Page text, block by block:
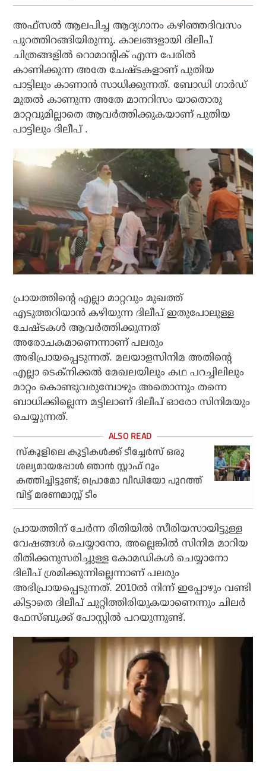
അഫ്‌സല്‍ ആലപിച്ച ആദ്യഗാനം കഴിഞ്ഞദിവസം
പുറത്തിറങ്ങിയിരുന്നു. കാലങ്ങളായി ദിലീപ്
ചിത്രങ്ങളില്‍ റൊമാന്റിക് എന്ന പേരില്‍
കാണിക്കുന്ന അതേ ചേഷ്ടകളാണ് പുതിയ
പാട്ടിലും കാണാന്‍ സാധിക്കുന്നത്. ബോഡി ഗാര്‍ഡ്
മുതല്‍ കാണുന്ന അതേ മാനറിസം യാതൊരു
മാറ്റവുമില്ലാതെ ആവര്‍ത്തിക്കുകയാണ് പുതിയ
പാട്ടിലും ദിലീപ് .
പ്രായത്തിന്റെ എല്ലാ മാറ്റവും മുഖത്ത്
എടുത്തറിയാന്‍ കഴിയുന്ന ദിലീപ് ഇതുപോലുള്ള
ചേഷ്ടകള്‍ ആവര്‍ത്തിക്കുന്നത്
അരോചകമാണെന്നാണ് പലരും
അഭിപ്രായപ്പെടുന്നത്. മലയാളസിനിമ അതിന്റെ
എല്ലാ ടെക്‌നിക്കല്‍ മേഖലയിലും കഥ പറച്ചിലിലും
മാറ്റം കൊണ്ടുവരുമ്പോഴും അതൊന്നും തന്നെ
ബാധിക്കില്ലെന്ന മട്ടിലാണ് ദിലീപ് ഓരോ സിനിമയും
ചെയ്യുന്നത്.
സ്‌കൂളിലെ കുട്ടികള്‍ക്ക് ടീച്ചേര്‍സ് ഒരു
ശല്യമായപ്പോള്‍ ഞാന്‍ സ്റ്റാഫ് റൂം
കത്തിച്ചിട്ടുണ്ട്; പ്രൊമോ വീഡിയോ പുറത്ത്
വിട്ട് മരണമാസ്സ് ടീം
പ്രായത്തിന് ചേര്‍ന്ന രീതിയില്‍ സീരിയസായിട്ടുള്ള
വേഷങ്ങള്‍ ചെയ്യാനോ, അല്ലെങ്കില്‍ സിനിമ മാറിയ
രീതിക്കനുസരിച്ചുള്ള കോമഡികള്‍ ചെയ്യാനോ
ദിലീപ് ശ്രമിക്കുന്നില്ലെന്നാണ് പലരും
അഭിപ്രായപ്പെടുന്നത്. 2010ല്‍ നിന്ന് ഇപ്പോഴും വണ്ടി
കിട്ടാതെ ദിലീപ് ചുറ്റിത്തിരിയുകയാണെന്നും ചിലര്‍
ഫേസ്ബുക്ക് പോസ്റ്റില്‍ പറയുന്നുണ്ട്.